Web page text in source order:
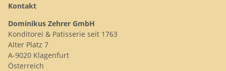
Kontakt
Dominikus Zehrer GmbH
Konditorei & Patisserie seit 1763
Alter Platz 7
A-9020 Klagenfurt
Österreich